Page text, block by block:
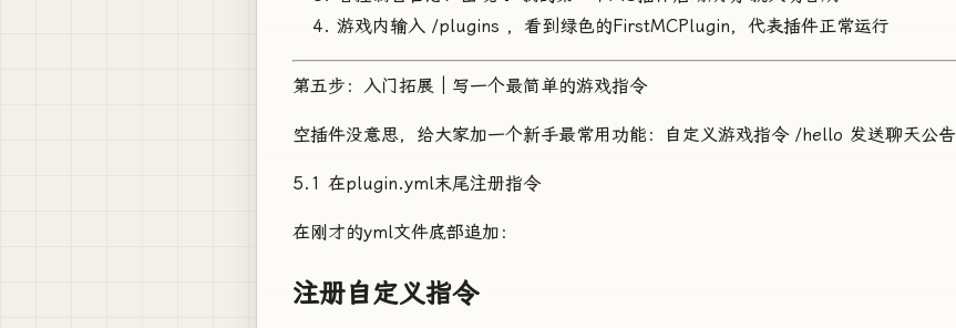
游戏内输入 /plugins ，看到绿色的FirstMCPlugin，代表插件正常运行
第五步：入门拓展｜写一个最简单的游戏指令
空插件没意思，给大家加一个新手最常用功能：自定义游戏指令 /hello 发送聊天公告
5.1 在plugin.yml末尾注册指令
在刚才的yml文件底部追加：
注册自定义指令